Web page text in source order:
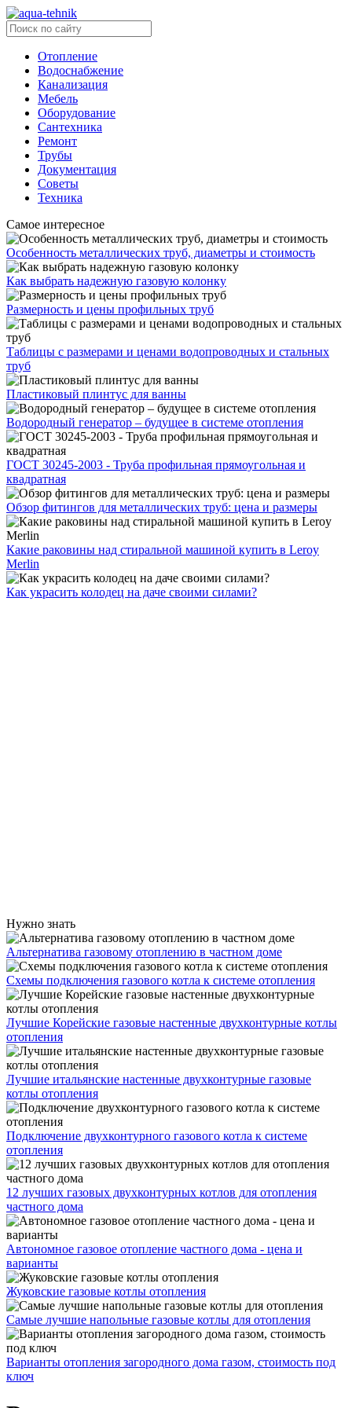
Отопление
Водоснабжение
Канализация
Мебель
Оборудование
Сантехника
Ремонт
Трубы
Документация
Советы
Техника
Самое интересное
Особенность металлических труб, диаметры и стоимость
Как выбрать надежную газовую колонку
Размерность и цены профильных труб
Таблицы с размерами и ценами водопроводных и стальных
труб
Пластиковый плинтус для ванны
Водородный генератор – будущее в системе отопления
ГОСТ 30245-2003 - Труба профильная прямоугольная и
квадратная
Обзор фитингов для металлических труб: цена и размеры
Какие раковины над стиральной машиной купить в Leroy
Merlin
Как украсить колодец на даче своими силами?
Нужно знать
Альтернатива газовому отоплению в частном доме
Схемы подключения газового котла к системе отопления
Лучшие Корейские газовые настенные двухконтурные котлы
отопления
Лучшие итальянские настенные двухконтурные газовые
котлы отопления
Подключение двухконтурного газового котла к системе
отопления
12 лучших газовых двухконтурных котлов для отопления
частного дома
Автономное газовое отопление частного дома - цена и
варианты
Жуковские газовые котлы отопления
Самые лучшие напольные газовые котлы для отопления
Варианты отопления загородного дома газом, стоимость под
ключ